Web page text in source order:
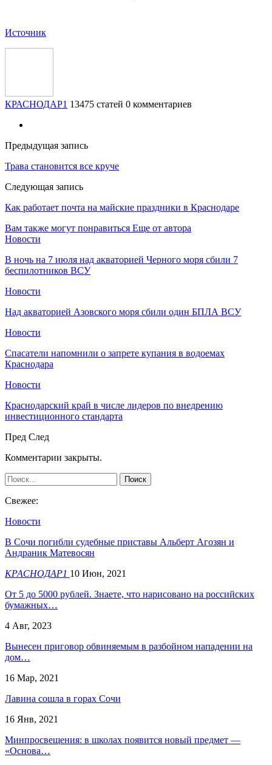
Источник
КРАСНОДАР1 13475 статей 0 комментариев
Предыдущая запись
Трава становится все круче
Следующая запись
Как работает почта на майские праздники в Краснодаре
Вам также могут понравиться Еще от автора
Новости
В ночь на 7 июля над акваторией Черного моря сбили 7
беспилотников ВСУ
Новости
Над акваторией Азовского моря сбили один БПЛА ВСУ
Новости
Спасатели напомнили о запрете купания в водоемах
Краснодара
Новости
Краснодарский край в числе лидеров по внедрению
инвестиционного стандарта
Пред След
Комментарии закрыты.
Свежее:
Новости
В Сочи погибли судебные приставы Альберт Агозян и
Андраник Матевосян
КРАСНОДАР1 10 Июн, 2021
От 5 до 5000 рублей. Знаете, что нарисовано на российских
бумажных…
4 Авг, 2023
Вынесен приговор обвиняемым в разбойном нападении на
дом…
16 Мар, 2021
Лавина сошла в горах Сочи
16 Янв, 2021
Минпросвещения: в школах появится новый предмет —
«Основа…